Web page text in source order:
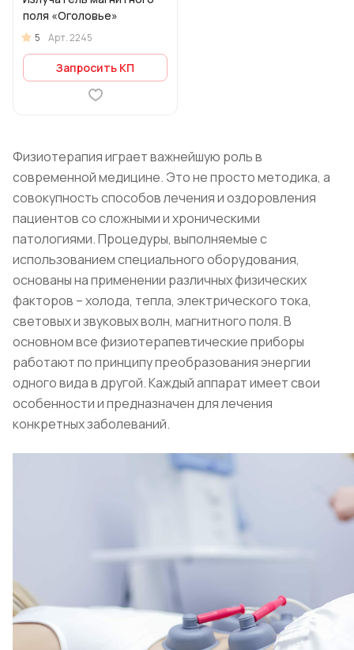
поля «Оголовье»
5 Арт.2245
Запросить КП
Физиотерапия играет важнейшую роль в
современной медицине. Это не просто методика, а
совокупность способов лечения и оздоровления
пациентов со сложными и хроническими
патологиями. Процедуры, выполняемые с
использованием специального оборудования,
основаны на применении различных физических
факторов – холода, тепла, электрического тока,
световых и звуковых волн, магнитного поля. В
основном все физиотерапевтические приборы
работают по принципу преобразования энергии
одного вида в другой. Каждый аппарат имеет свои
особенности и предназначен для лечения
конкретных заболеваний.